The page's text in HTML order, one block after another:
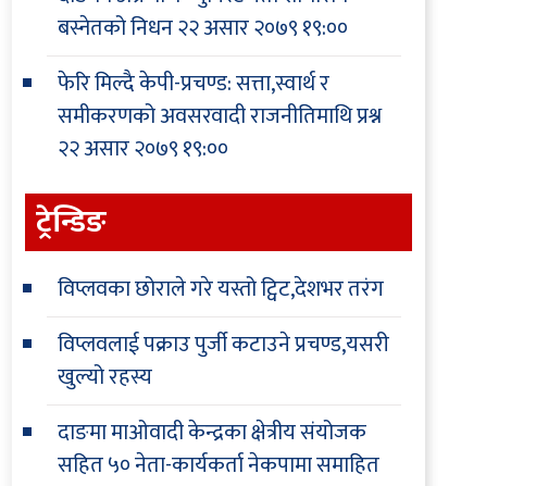
बस्नेतको निधन२२ असार २०७९ १९:००
फेरि मिल्दै केपी-प्रचण्ड: सत्ता,स्वार्थ र
समीकरणको अवसरवादी राजनीतिमाथि प्रश्न
२२ असार २०७९ १९:००
ट्रेन्डिङ
विप्लवका छोराले गरे यस्तो ट्विट,देशभर तरंग
विप्लवलाई पक्राउ पुर्जी कटाउने प्रचण्ड,यसरी
खुल्यो रहस्य
दाङमा माओवादी केन्द्रका क्षेत्रीय संयोजक
सहित ५० नेता-कार्यकर्ता नेकपामा समाहित